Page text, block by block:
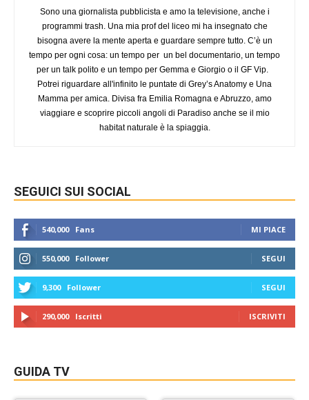
Sono una giornalista pubblicista e amo la televisione, anche i
programmi trash. Una mia prof del liceo mi ha insegnato che
bisogna avere la mente aperta e guardare sempre tutto. C’è un
tempo per ogni cosa: un tempo per un bel documentario, un tempo
per un talk polito e un tempo per Gemma e Giorgio o il GF Vip.
Potrei riguardare all'infinito le puntate di Grey’s Anatomy e Una
Mamma per amica. Divisa fra Emilia Romagna e Abruzzo, amo
viaggiare e scoprire piccoli angoli di Paradiso anche se il mio
habitat naturale è la spiaggia.
SEGUICI SUI SOCIAL
540,000 Fans MI PIACE
550,000 Follower SEGUI
9,300 Follower SEGUI
290,000 Iscritti ISCRIVITI
GUIDA TV